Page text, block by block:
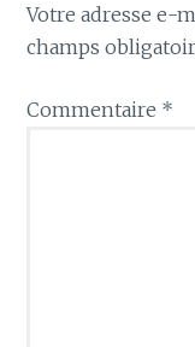
Votre adresse e-
champs
Commentaire *